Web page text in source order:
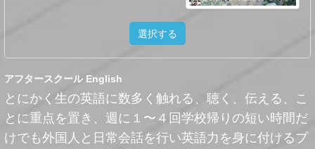
選択する
アフタースクール English
とにかく生の英語に数多く触れる、聴く、伝える、こ
とに重点を置き、週に１〜４回学校帰りの短い時間だ
けでも外国人と日常会話を行い英語力を身に付けるプ